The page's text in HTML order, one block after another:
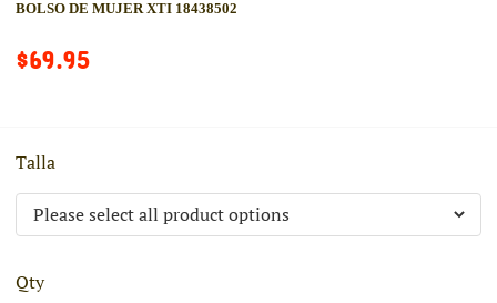
BOLSO DE MUJER XTI 18438502
$69.95
Talla
Qty